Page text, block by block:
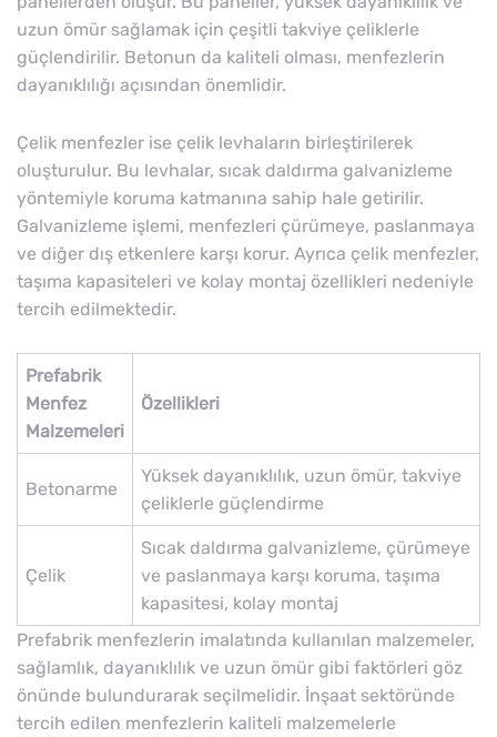
uzun ömür sağlamak için çeşitli takviye çeliklerle
güçlendirilir. Betonun da kaliteli olması, menfezlerin
dayanıklılığı açısından önemlidir.
Çelik menfezler ise çelik levhaların birleştirilerek
oluşturulur. Bu levhalar, sıcak daldırma galvanizleme
yöntemiyle koruma katmanına sahip hale getirilir.
Galvanizleme işlemi, menfezleri çürümeye, paslanmaya
ve diğer dış etkenlere karşı korur. Ayrıca çelik menfezler,
taşıma kapasiteleri ve kolay montaj özellikleri nedeniyle
tercih edilmektedir.
Prefabrik
Menfez
Malzemeleri
Özellikleri
Betonarme
Yüksek dayanıklılık, uzun ömür, takviye
çeliklerle güçlendirme
Çelik
Sıcak daldırma galvanizleme, çürümeye
ve paslanmaya karşı koruma, taşıma
kapasitesi, kolay montaj
Prefabrik menfezlerin imalatında kullanılan malzemeler,
sağlamlık, dayanıklılık ve uzun ömür gibi faktörleri göz
önünde bulundurarak seçilmelidir. İnşaat sektöründe
tercih edilen menfezlerin kaliteli malzemelerle